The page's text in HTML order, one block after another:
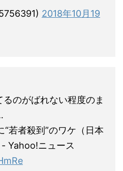
2018年10月19
のがばれない程度のま
若者殺到”のワケ（日本
Yahoo!ニュース